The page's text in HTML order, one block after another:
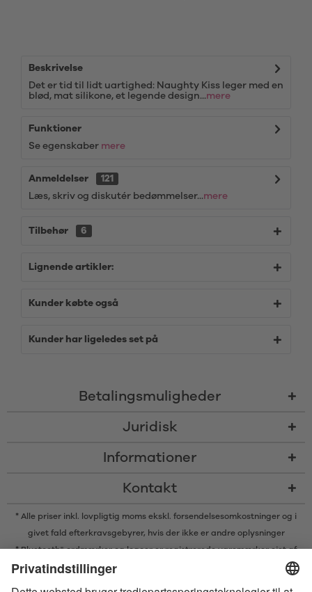
Beskrivelse
Det er tid til lidt uartighed: Naughty Kiss leger med en
blød, mat silikone, et legende design...mere
Funktioner
Se egenskaber mere
Anmeldelser
121
Læs, skriv og diskutér bedømmelser...mere
Tilbehør 6
Lignende artikler:
Kunder købte også
Kunder har ligeledes set på
Betalingsmuligheder
Juridisk
Informationer
Kontakt
* Alle priser inkl. lovpligtig moms ekskl. forsendelsesomkostninger og i
givet fald efterkravsgebyrer, hvis der ikke er andre oplysninger
* Bluetooth® ordmærker og logoer er registrerede varemærker ejet af
Bluetooth SIG, Inc. og enhver brug af sådanne mærker af Satisfyer GmbH